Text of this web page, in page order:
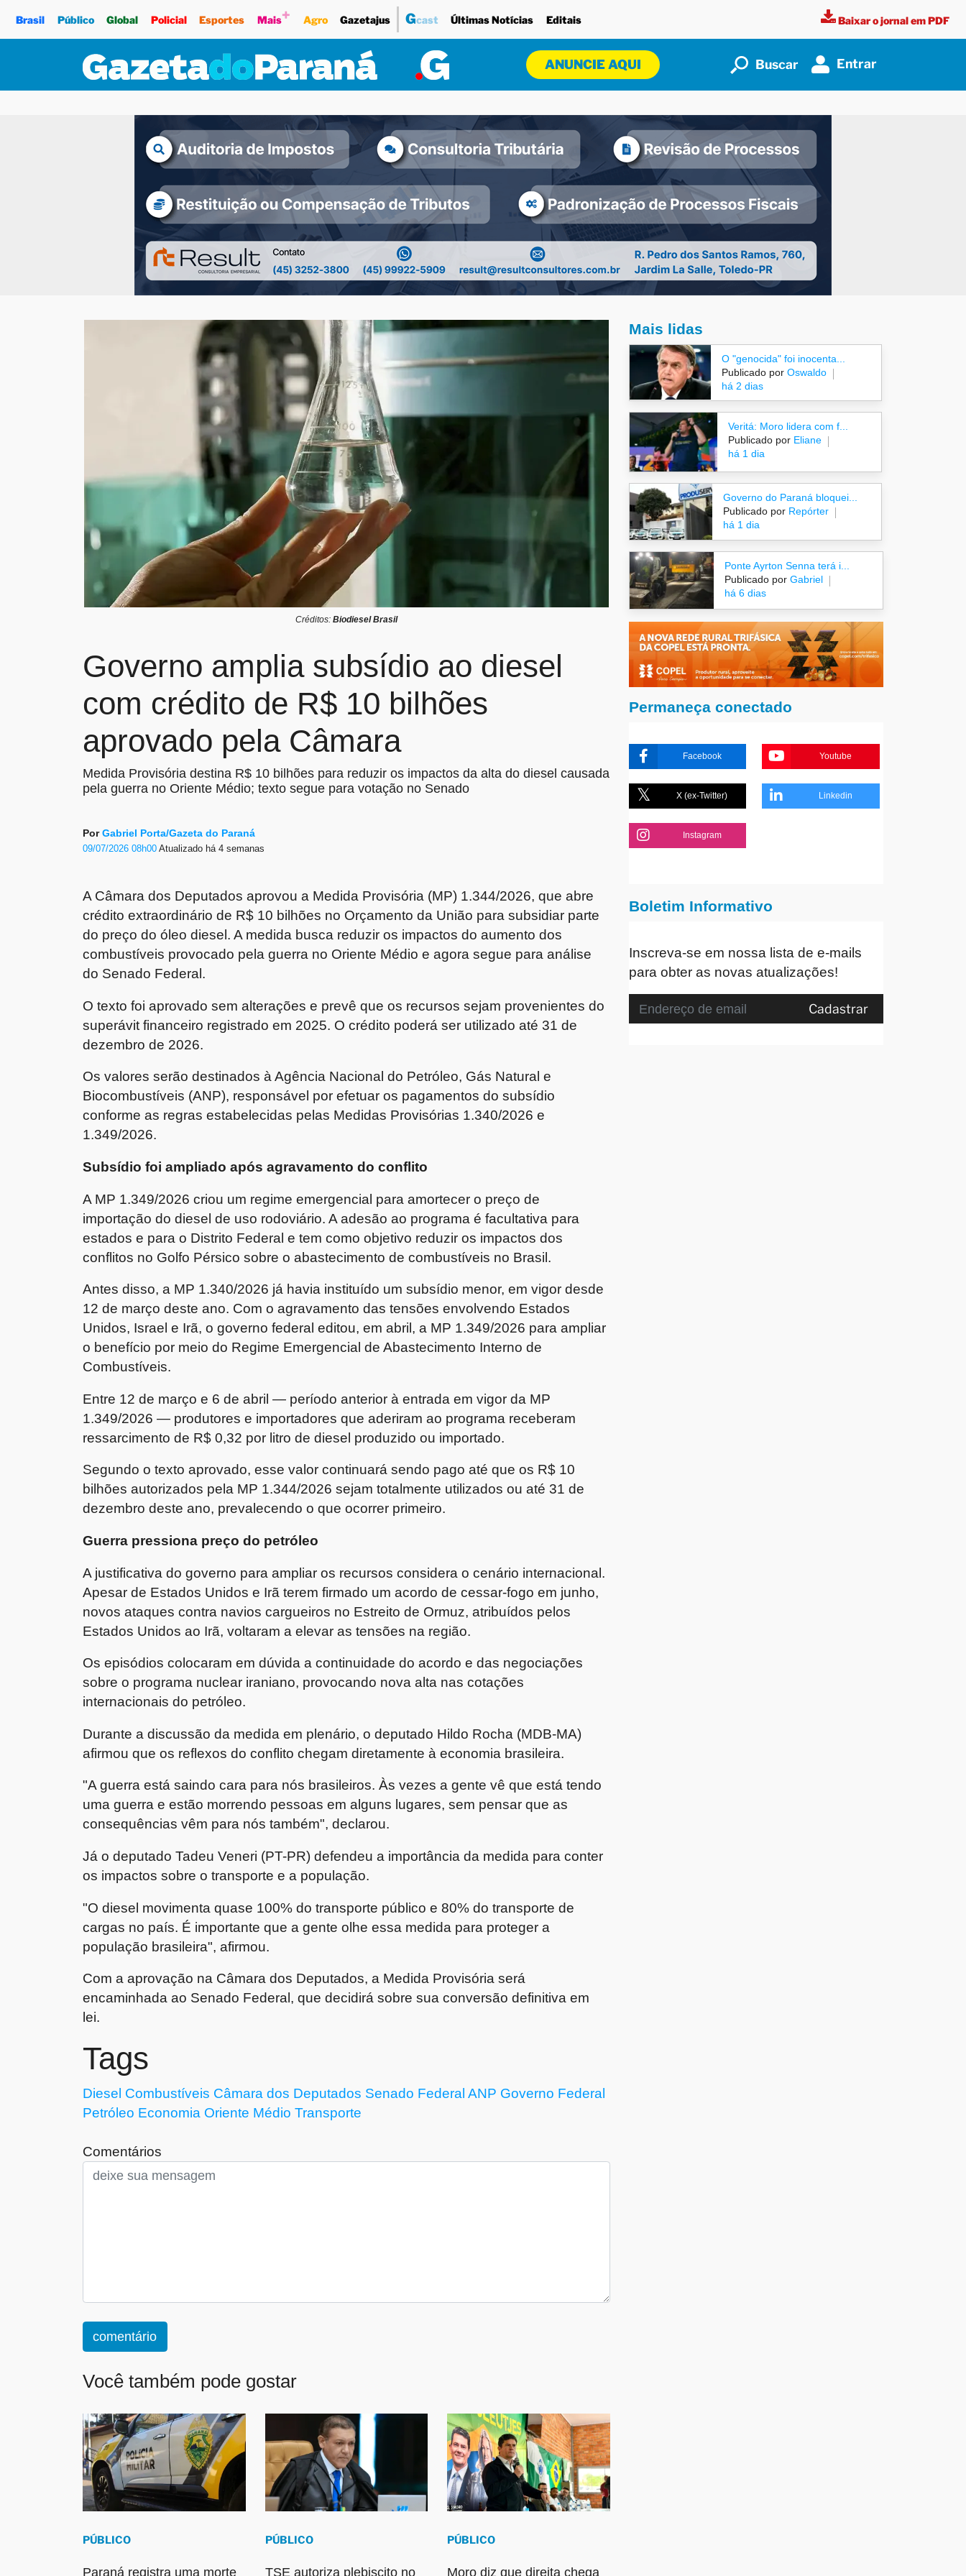
Brasil Público Global Policial Esportes Mais+ Agro Gazetajus Gcast Últimas Notícias Editais Baixar o jornal em PDF
ANUNCIE AQUI Buscar Entrar
Créditos: Biodiesel Brasil
Governo amplia subsídio ao diesel
com crédito de R$ 10 bilhões
aprovado pela Câmara
Medida Provisória destina R$ 10 bilhões para reduzir os impactos da alta do diesel causada
pela guerra no Oriente Médio; texto segue para votação no Senado
PorGabriel Porta/Gazeta do Paraná
09/07/2026 08h00Atualizado há 4 semanas
A Câmara dos Deputados aprovou a Medida Provisória (MP) 1.344/2026, que abre
crédito extraordinário de R$ 10 bilhões no Orçamento da União para subsidiar parte
do preço do óleo diesel. A medida busca reduzir os impactos do aumento dos
combustíveis provocado pela guerra no Oriente Médio e agora segue para análise
do Senado Federal.
O texto foi aprovado sem alterações e prevê que os recursos sejam provenientes do
superávit financeiro registrado em 2025. O crédito poderá ser utilizado até 31 de
dezembro de 2026.
Os valores serão destinados à Agência Nacional do Petróleo, Gás Natural e
Biocombustíveis (ANP), responsável por efetuar os pagamentos do subsídio
conforme as regras estabelecidas pelas Medidas Provisórias 1.340/2026 e
1.349/2026.
Subsídio foi ampliado após agravamento do conflito
A MP 1.349/2026 criou um regime emergencial para amortecer o preço de
importação do diesel de uso rodoviário. A adesão ao programa é facultativa para
estados e para o Distrito Federal e tem como objetivo reduzir os impactos dos
conflitos no Golfo Pérsico sobre o abastecimento de combustíveis no Brasil.
Antes disso, a MP 1.340/2026 já havia instituído um subsídio menor, em vigor desde
12 de março deste ano. Com o agravamento das tensões envolvendo Estados
Unidos, Israel e Irã, o governo federal editou, em abril, a MP 1.349/2026 para ampliar
o benefício por meio do Regime Emergencial de Abastecimento Interno de
Combustíveis.
Entre 12 de março e 6 de abril — período anterior à entrada em vigor da MP
1.349/2026 — produtores e importadores que aderiram ao programa receberam
ressarcimento de R$ 0,32 por litro de diesel produzido ou importado.
Segundo o texto aprovado, esse valor continuará sendo pago até que os R$ 10
bilhões autorizados pela MP 1.344/2026 sejam totalmente utilizados ou até 31 de
dezembro deste ano, prevalecendo o que ocorrer primeiro.
Guerra pressiona preço do petróleo
A justificativa do governo para ampliar os recursos considera o cenário internacional.
Apesar de Estados Unidos e Irã terem firmado um acordo de cessar-fogo em junho,
novos ataques contra navios cargueiros no Estreito de Ormuz, atribuídos pelos
Estados Unidos ao Irã, voltaram a elevar as tensões na região.
Os episódios colocaram em dúvida a continuidade do acordo e das negociações
sobre o programa nuclear iraniano, provocando nova alta nas cotações
internacionais do petróleo.
Durante a discussão da medida em plenário, o deputado Hildo Rocha (MDB-MA)
afirmou que os reflexos do conflito chegam diretamente à economia brasileira.
"A guerra está saindo cara para nós brasileiros. Às vezes a gente vê que está tendo
uma guerra e estão morrendo pessoas em alguns lugares, sem pensar que as
consequências vêm para nós também", declarou.
Já o deputado Tadeu Veneri (PT-PR) defendeu a importância da medida para conter
os impactos sobre o transporte e a população.
"O diesel movimenta quase 100% do transporte público e 80% do transporte de
cargas no país. É importante que a gente olhe essa medida para proteger a
população brasileira", afirmou.
Com a aprovação na Câmara dos Deputados, a Medida Provisória será
encaminhada ao Senado Federal, que decidirá sobre sua conversão definitiva em
lei.
Tags
Diesel Combustíveis Câmara dos Deputados Senado Federal ANP Governo Federal
Petróleo Economia Oriente Médio Transporte
Comentários
comentário
Você também pode gostar
PÚBLICO
Paraná registra uma morte
PÚBLICO
TSE autoriza plebiscito no
PÚBLICO
Moro diz que direita chega
Mais lidas
O "genocida" foi inocenta...
Publicado por Oswaldo
há 2 dias
Veritá: Moro lidera com f...
Publicado porEliane
há 1 dia
Governo do Paraná bloquei...
Publicado por Repórter
há 1 dia
Ponte Ayrton Senna terá i...
Publicado por Gabriel
há 6 dias
Permaneça conectado
Facebook Youtube
X (ex-Twitter) Linkedin
Instagram
Boletim Informativo
Inscreva-se em nossa lista de e-mails
para obter as novas atualizações!
Cadastrar